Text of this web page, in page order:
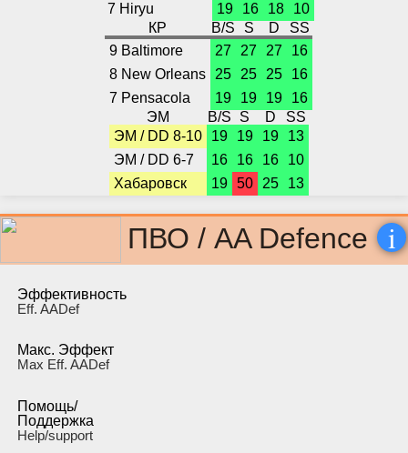
7 Hiryu
19 16 18
10
КР
B/S S D
SS
9 Baltimore
27 27 27
16
8 New Orleans 25 25 25
16
7 Pensacola
19 19 19
16
ЭМ
B/S S D
SS
ЭМ / DD 8-10
19 19 19
13
ЭМ / DD 6-7
16 16 16
10
Хабаровск
19 50 25 13
ПВО / AA Defence i
Эффективность
Eff. AADef
Макс. Эффект
Max Eff. AADef
Помощь/
Поддержка
Help/support